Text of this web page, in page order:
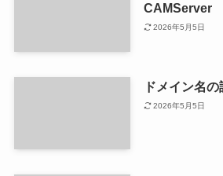
CAMServer
2026年5月5日
ドメイン名の
2026年5月5日